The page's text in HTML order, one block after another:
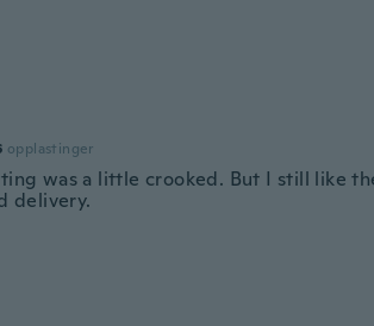
opplastinger
was a little crooked. But I still like
delivery.